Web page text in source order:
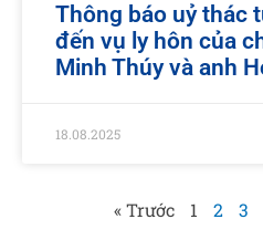
Thông báo uỷ thác
đến vụ ly hôn của
Minh Thúy và anh
18.08.2025
« Trước 1 2 3